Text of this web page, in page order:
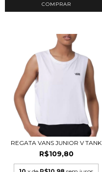
COMPRAR
REGATA VANS JUNIOR V TANK
R$109,80